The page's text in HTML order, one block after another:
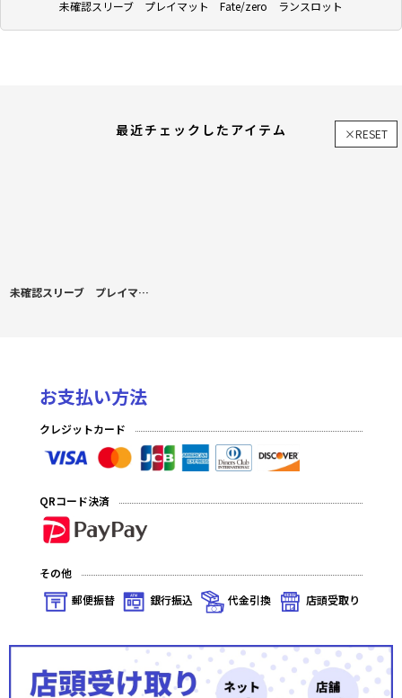
未確認スリーブ プレイマット Fate/zero ランスロット
最近チェックしたアイテム ×RESET
未確認スリーブ プレイマット Fate/zero ランスロット
お支払い方法
クレジットカード
QRコード決済
その他
郵便振替
銀行振込 代金引換 店頭受取り